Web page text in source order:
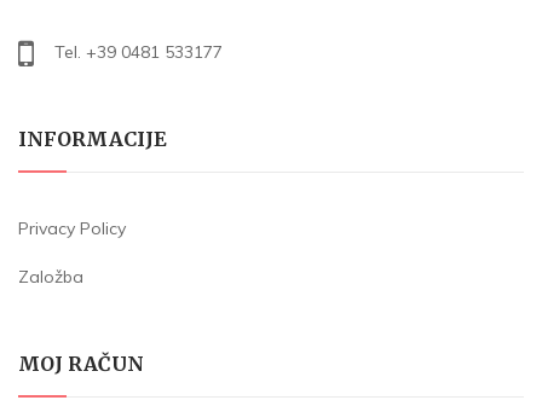
Tel. +39 0481 533177
INFORMACIJE
Privacy Policy
Založba
MOJ RAČUN